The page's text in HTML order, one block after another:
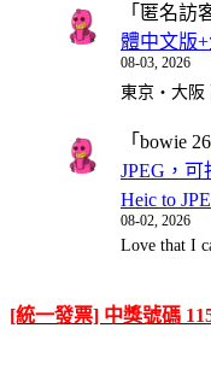
「 匿名訪
體中文版+
08-03, 2026
東京・大阪
「 bowie
JPEG，
Heic to
08-02, 2026
Love that I
[統一發票] 中獎號碼